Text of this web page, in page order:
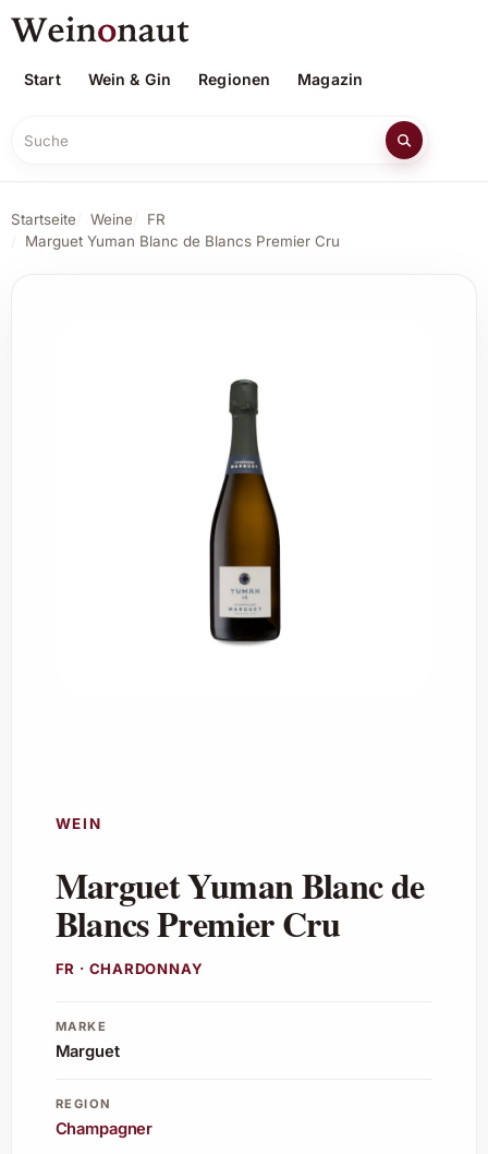
Start Wein & Gin Regionen Magazin
Suche
Startseite Weine
FR
Marguet Yuman Blanc de Blancs Premier Cru
WEIN
Marguet Yuman Blanc de
Blancs Premier Cru
FR · CHARDONNAY
MARKE
Marguet
REGION
Champagner